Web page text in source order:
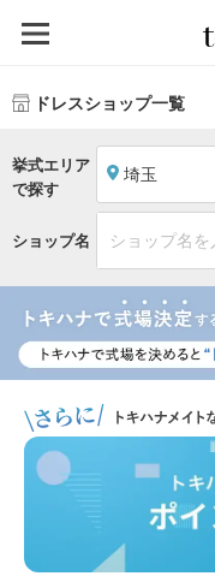
ドレスショップ一覧
挙式エリア
で探す
埼玉
ショップ名